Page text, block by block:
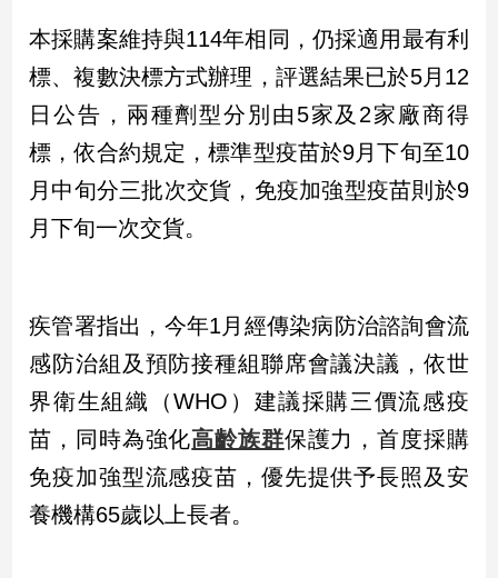
點
岸/
國
際
社
方
冠
病
毒
專
本採購案維持與114年相同，仍採適用最有利
標、複數決標方式辦理，評選結果已於5月12
日公告，兩種劑型分別由5家及2家廠商得
標，依合約規定，標準型疫苗於9月下旬至10
月中旬分三批次交貨，免疫加強型疫苗則於9
月下旬一次交貨。
疾管署指出，今年1月經傳染病防治諮詢會流
感防治組及預防接種組聯席會議決議，依世
界衛生組織（WHO）建議採購三價流感疫
苗，同時為強化高齡族群保護力，首度採購
免疫加強型流感疫苗，優先提供予長照及安
養機構65歲以上長者。